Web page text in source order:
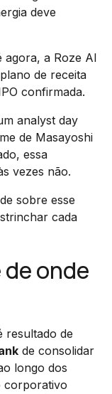
deve
agora, a Roze AI
de receita
confirmada.
analyst day
de Masayoshi
essa
vezes não.
sobre esse
cada
de onde
resultado de
de consolidar
longo dos
corporativo